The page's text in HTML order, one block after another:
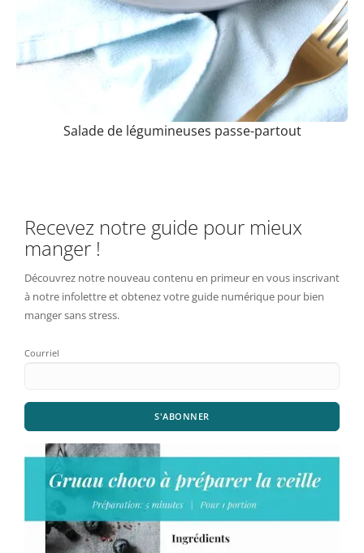
Salade de légumineuses passe-partout
Recevez notre guide pour mieux
manger !
Découvrez notre nouveau contenu en primeur en vous inscrivant
à notre infolettre et obtenez votre guide numérique pour bien
manger sans stress.
Courriel
S'ABONNER